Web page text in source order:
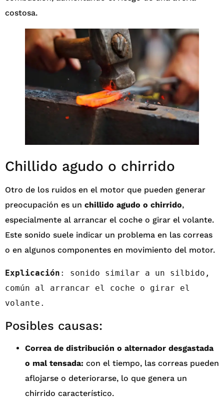
costosa.
Chillido agudo o chirrido
Otro de los ruidos en el motor que pueden generar
preocupación es un chillido agudo o chirrido,
especialmente al arrancar el coche o girar el volante.
Este sonido suele indicar un problema en las correas
o en algunos componentes en movimiento del motor.
Explicación : sonido similar a un silbido,
común al arrancar el coche o girar el
volante.
Posibles causas:
Correa de distribución o alternador desgastada
o mal tensada: con el tiempo, las correas pueden
aflojarse o deteriorarse, lo que genera un
chirrido característico.